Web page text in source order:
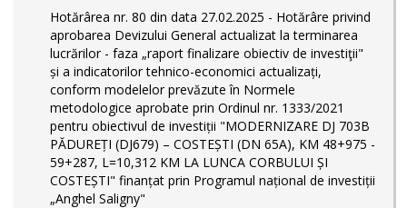
Hotărârea nr. 80 din data 27.02.2025 - Hotărâre privind
aprobarea Devizului General actualizat la terminarea
lucrărilor - faza „raport finalizare obiectiv de investiţii"
și a indicatorilor tehnico-economici actualizați,
conform modelelor prevăzute în Normele
metodologice aprobate prin Ordinul nr. 1333/2021
pentru obiectivul de investiții "MODERNIZARE DJ 703B
PĂDUREȚI (DJ679) – COSTEȘTI (DN 65A), KM 48+975 -
59+287, L=10,312 KM LA LUNCA CORBULUI ȘI
COSTEȘTI" finanțat prin Programul național de investiții
„Anghel Saligny"